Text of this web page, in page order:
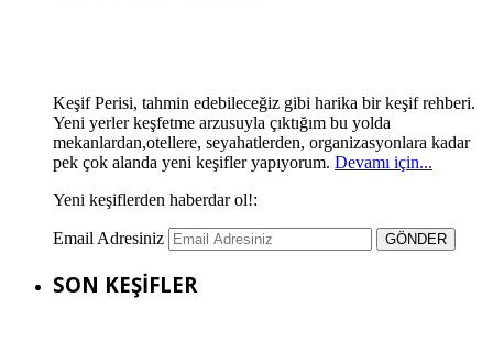
Keşif Perisi, tahmin edebileceğiz gibi harika bir keşif rehberi.
Yeni yerler keşfetme arzusuyla çıktığım bu yolda
mekanlardan,otellere, seyahatlerden, organizasyonlara kadar
pek çok alanda yeni keşifler yapıyorum. Devamı için...
Yeni keşiflerden haberdar ol!:
Email Adresiniz
SON KEŞİFLER